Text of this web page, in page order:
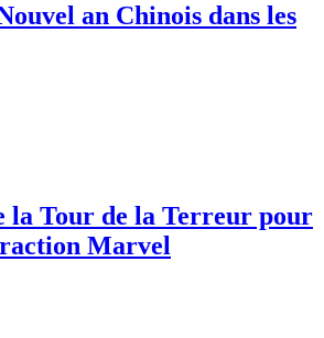
an Chinois dans les
la Tour de la Terreur pour
Marvel